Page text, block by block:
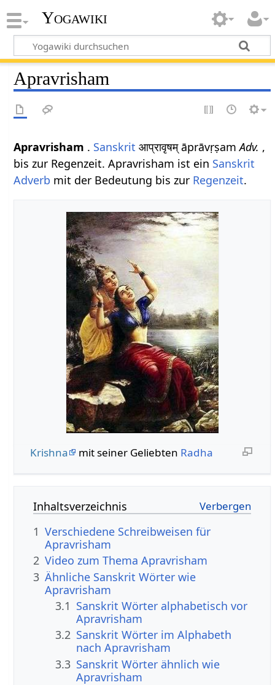
Yogawiki
Apravrisham
Apravrisham . Sanskrit आप्रावृषम् āprāvṛṣamAdv. ,
bis zur Regenzeit. Apravrisham ist ein Sanskrit
Adverb mit der Bedeutung bis zur Regenzeit.
Krishna mit seiner Geliebten Radha
Inhaltsverzeichnis
1 Verschiedene Schreibweisen für
Apravrisham
2 Video zum Thema Apravrisham
3 Ähnliche Sanskrit Wörter wie
Apravrisham
3.1 Sanskrit Wörter alphabetisch vor
Apravrisham
3.2 Sanskrit Wörter im Alphabeth
nach Apravrisham
3.3 Sanskrit Wörter ähnlich wie
Apravrisham